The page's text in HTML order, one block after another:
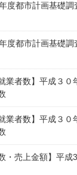
度都市計画基礎調
度都市計画基礎調
業者数】平成３０
業者数】平成３０
・売上金額】平成